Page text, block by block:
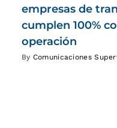
empresas de
cumplen 100%
operación
By Comunicaciones